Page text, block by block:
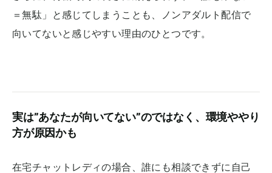
＝無駄」と感じてしまうことも、ノンアダルト配信で
向いてないと感じやすい理由のひとつです。
実は”あなたが向いてない”のではなく、環境ややり
方が原因かも
在宅チャットレディの場合、誰にも相談できずに自己